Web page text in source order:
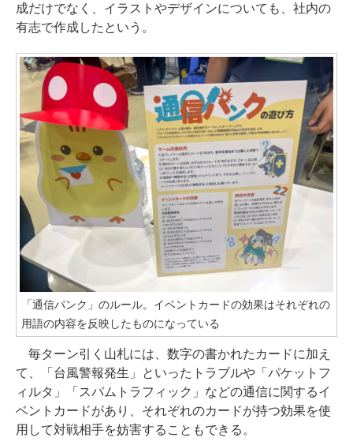
成だけでなく、イラストやデザインについても、社内の
有志で作成したという。
「通信パンク」のルール。イベントカードの効果はそれぞれの
用語の内容を反映したものになっている
毎ターン引く山札には、数字の書かれたカードに加え
て、「台風警報発生」といったトラブルや「パケットフ
ィルタ」「スパムトラフィック」などの通信に関するイ
ベントカードがあり、それぞれのカードが持つ効果を使
用して対戦相手を妨害することもできる。